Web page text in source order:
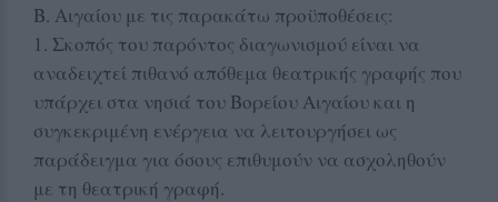
Β. Αιγαίου με τις παρακάτω προϋποθέσεις:
1. Σκοπός του παρόντος διαγωνισμού είναι να
αναδειχτεί πιθανό απόθεμα θεατρικής γραφής που
υπάρχει στα νησιά του Βορείου Αιγαίου και η
συγκεκριμένη ενέργεια να λειτουργήσει ως
παράδειγμα για όσους επιθυμούν να ασχοληθούν
με τη θεατρική γραφή.